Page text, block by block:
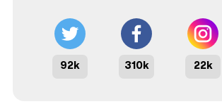
92k 310k 22k